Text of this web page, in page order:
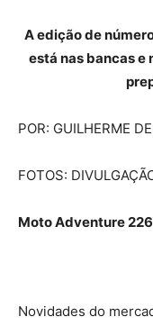
A edição de
está nas bancas e
POR: GUILHERME
FOTOS:
Moto Adventure 226
Novidades do